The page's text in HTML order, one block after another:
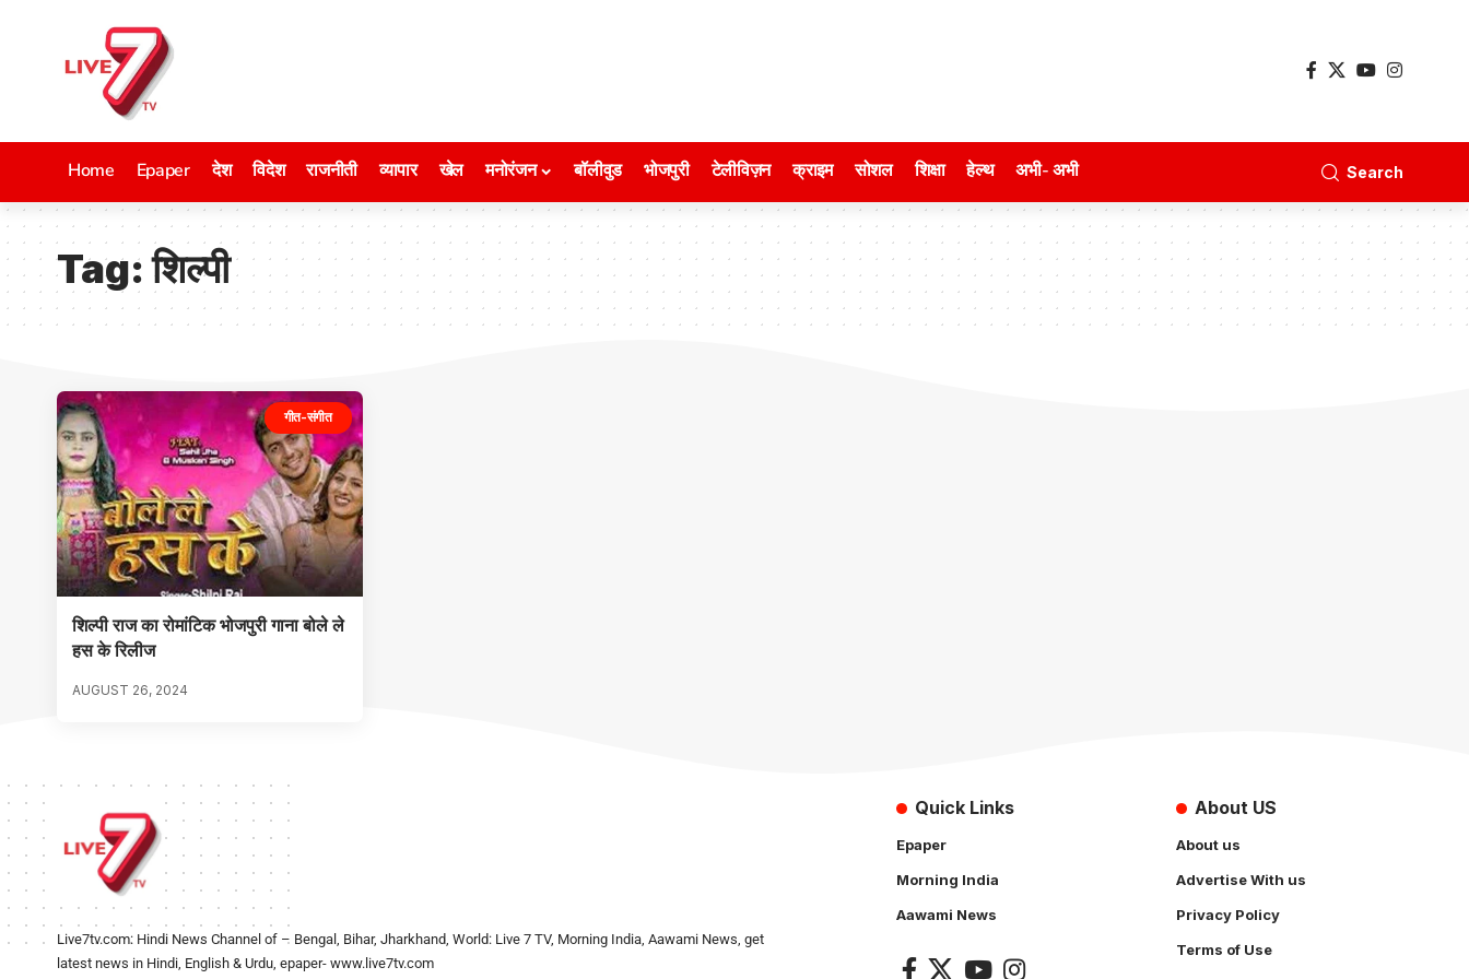
Home Epaper देश विदेश राजनीती व्यापार खेल मनोरंजन बॉलीवुड भोजपुरी टेलीविज़न क्राइम सोशल शिक्षा हेल्थ अभी- अभी Search
Tag:शिल्पी
गीत-संगीत
शिल्पी राज का रोमांटिक भोजपुरी गाना बोले ले
हस के रिलीज
AUGUST 26, 2024
Live7tv.com: Hindi News Channel of – Bengal, Bihar, Jharkhand, World: Live 7 TV, Morning India, Aawami News, get
latest news in Hindi, English & Urdu, epaper- www.live7tv.com
Quick Links
Epaper
Morning India
Aawami News
About US
About us
Advertise With us
Privacy Policy
Terms of Use